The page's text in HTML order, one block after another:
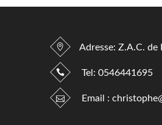
Adresse: Z.A.C. de
Tel: 0546441695
Email :